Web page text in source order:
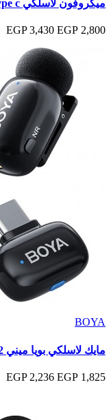
ميكروفون لاسلكي boya mini 14 type c
2,800 EGP
3,430 EGP
BOYA
مايك لاسلكي بويا ميني 2-4 تايب سي
1,825 EGP
2,236 EGP